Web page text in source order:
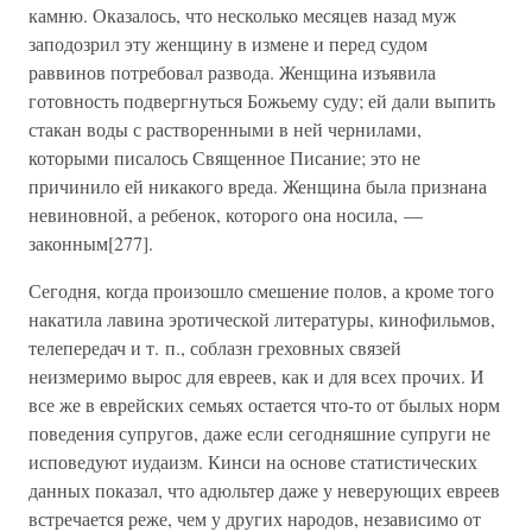
камню. Оказалось, что несколько месяцев назад муж
заподозрил эту женщину в измене и перед судом
раввинов потребовал развода. Женщина изъявила
готовность подвергнуться Божьему суду; ей дали выпить
стакан воды с растворенными в ней чернилами,
которыми писалось Священное Писание; это не
причинило ей никакого вреда. Женщина была признана
невиновной, а ребенок, которого она носила, —
законным[277].
Сегодня, когда произошло смешение полов, а кроме того
накатила лавина эротической литературы, кинофильмов,
телепередач и т. п., соблазн греховных связей
неизмеримо вырос для евреев, как и для всех прочих. И
все же в еврейских семьях остается что-то от былых норм
поведения супругов, даже если сегодняшние супруги не
исповедуют иудаизм. Кинси на основе статистических
данных показал, что адюльтер даже у неверующих евреев
встречается реже, чем у других народов, независимо от